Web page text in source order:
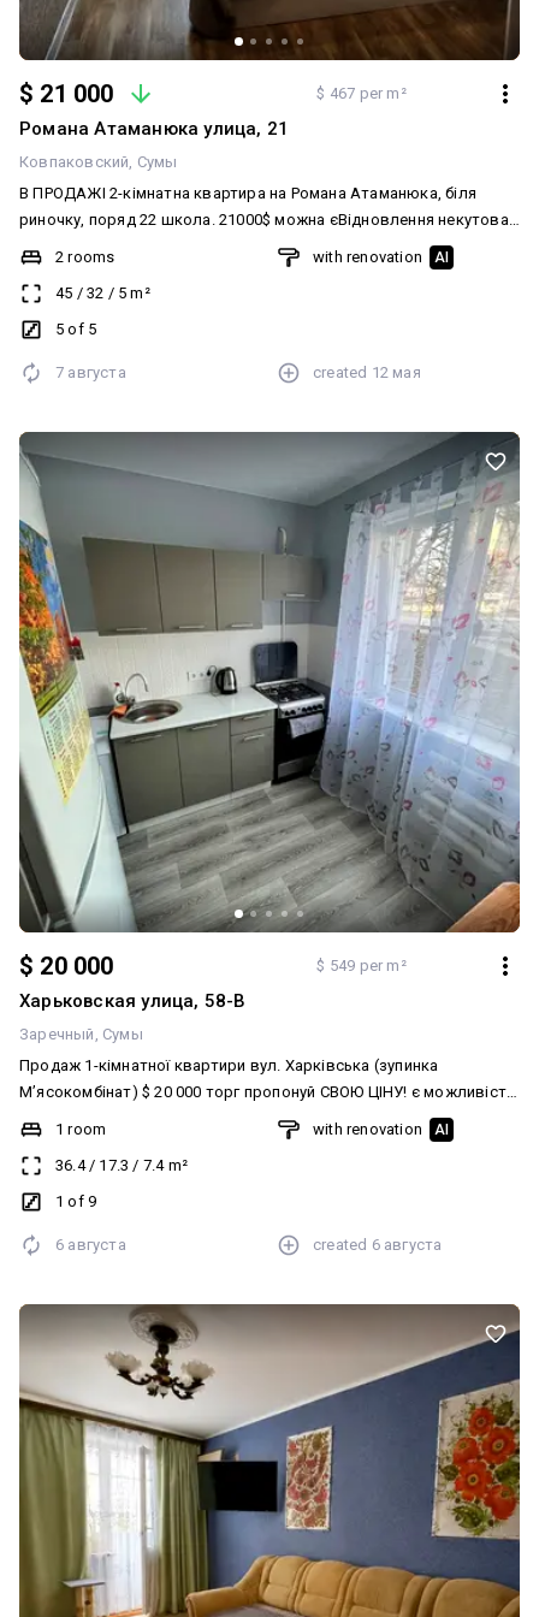
$ 21 000 $ 467 per m²
Романа Атаманюка улица, 21
Ковпаковский Сумы
В ПРОДАЖІ 2-кімнатна квартира на Романа Атаманюка, біля
риночку, поряд 22 школа. 21000$ можна єВідновлення некутова,
5/5 поверх (капремонт даху) Сучасний капітальний ремонт в
квартирі, все замінено, нова сантехніка. Кімнати ізольовані, на
дві сторони. Дуже тепла квартира, меблі і техніка залишається. є
підвал 0994354939 Таня
2 rooms
45 / 32 / 5 m²
5 of 5
with renovation AI
7 августа created 12 мая
$ 20 000 $ 549 per m²
Харьковская улица, 58-В
Заречный Сумы
Продаж 1-кімнатної квартири вул. Харківська (зупинка
Мʼясокомбінат) $ 20 000 торг пропонуй СВОЮ ЦІНУ! є можливість
придбати за програмою єВідновлення чи Житловий ваучер 1/9
тонах Пластикові вікна Замінена проводка. Нова сантехніка
Меблі та техніка за домовленістю Є підвал Перегляд у зручний
1 room
36.4/ 17.3 / 7.4m²
1 of 9
with renovation AI
6 августа created 6 августа